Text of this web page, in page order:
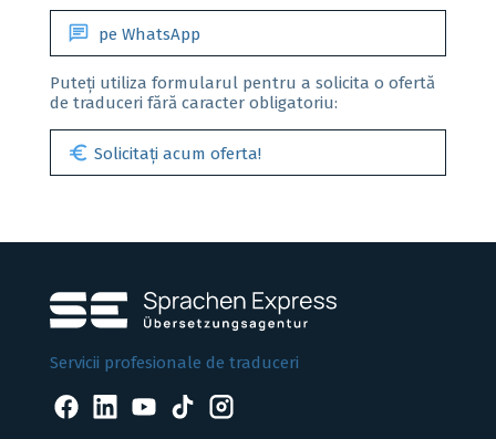
chat pe WhatsApp
Puteți utiliza formularul pentru a solicita o ofertă
de traduceri fără caracter obligatoriu:
euro Solicitați acum oferta!
Servicii profesionale de traduceri